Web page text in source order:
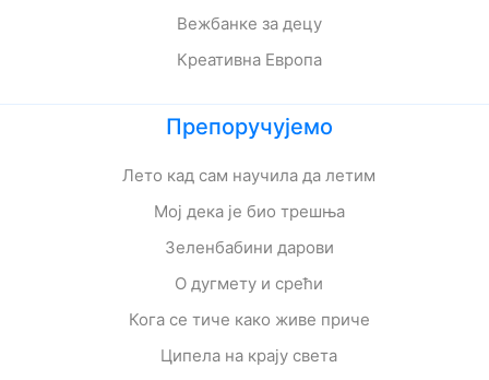
Вежбанке за децу
Креативна Европа
Препоручујемо
Лето кад сам научила да летим
Мој дека је био трешња
Зеленбабини дарови
О дугмету и срећи
Кога се тиче како живе приче
Ципела на крају света